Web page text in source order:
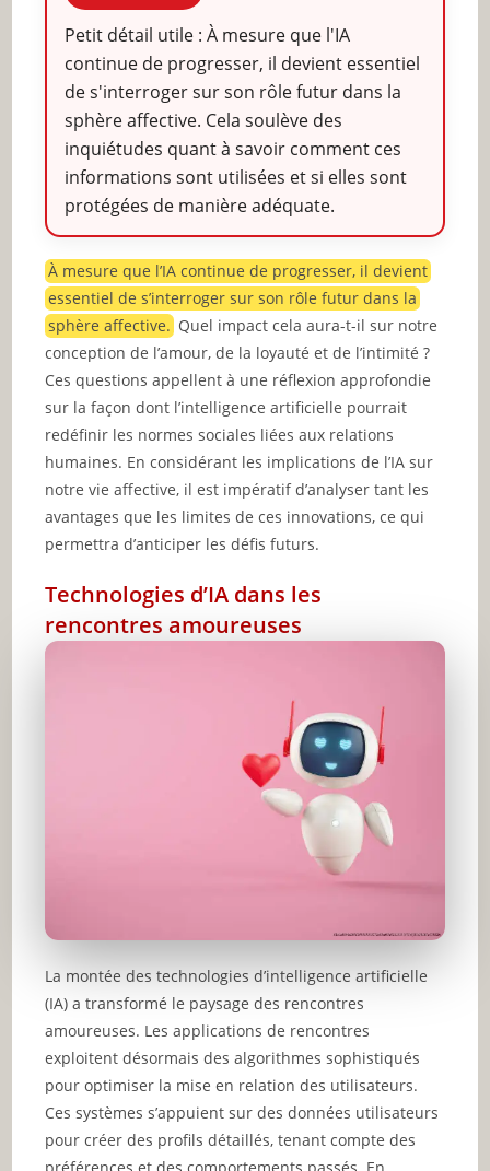
Petit détail utile : À mesure que l'IA
continue de progresser, il devient essentiel
de s'interroger sur son rôle futur dans la
sphère affective. Cela soulève des
inquiétudes quant à savoir comment ces
informations sont utilisées et si elles sont
protégées de manière adéquate.
À mesure que l’IA continue de progresser, il devient
essentiel de s’interroger sur son rôle futur dans la
sphère affective. Quel impact cela aura-t-il sur notre
conception de l’amour, de la loyauté et de l’intimité ?
Ces questions appellent à une réflexion approfondie
sur la façon dont l’intelligence artificielle pourrait
redéfinir les normes sociales liées aux relations
humaines. En considérant les implications de l’IA sur
notre vie affective, il est impératif d’analyser tant les
avantages que les limites de ces innovations, ce qui
permettra d’anticiper les défis futurs.
Technologies d’IA dans les
rencontres amoureuses
La montée des technologies d’intelligence artificielle
(IA) a transformé le paysage des rencontres
amoureuses. Les applications de rencontres
exploitent désormais des algorithmes sophistiqués
pour optimiser la mise en relation des utilisateurs.
Ces systèmes s’appuient sur des données utilisateurs
pour créer des profils détaillés, tenant compte des